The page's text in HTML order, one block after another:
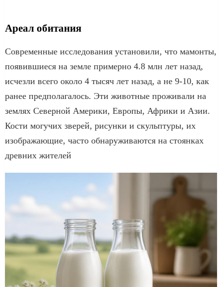
Ареал обитания
Современные исследования установили, что мамонты,
появившиеся на земле примерно 4.8 млн лет назад,
исчезли всего около 4 тысяч лет назад, а не 9-10, как
ранее предполагалось. Эти животные проживали на
землях Северной Америки, Европы, Африки и Азии.
Кости могучих зверей, рисунки и скульптуры, их
изображающие, часто обнаруживаются на стоянках
древних жителей